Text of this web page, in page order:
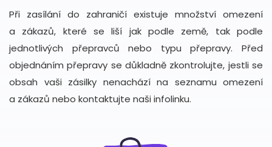
Při zasílání do zahraničí existuje množství omezení
a zákazů, které se liší jak podle země, tak podle
jednotlivých přepravců nebo typu přepravy. Před
objednáním přepravy se důkladně zkontrolujte, jestli se
obsah vaši zásilky nenachází na seznamu omezení
a zákazů nebo kontaktujte naši infolinku.